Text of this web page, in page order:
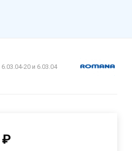
6.03.04-20 и 6.03.04
₽